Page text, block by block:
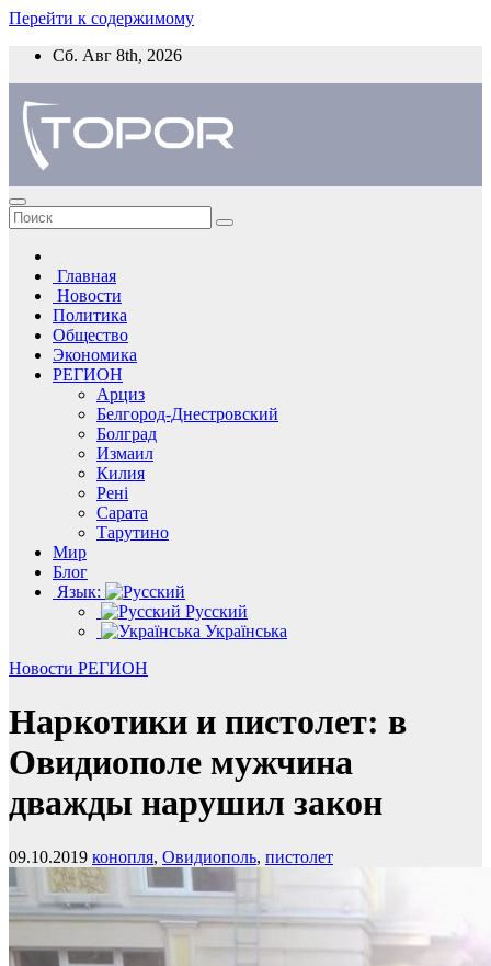
Перейти к содержимому
Сб. Авг 8th, 2026
Главная
Новости
Политика
Общество
Экономика
РЕГИОН
Арциз
Белгород-Днестровский
Болград
Измаил
Килия
Рені
Сарата
Тарутино
Мир
Блог
Язык:
Русский
Українська
Новости РЕГИОН
Наркотики и пистолет: в
Овидиополе мужчина
дважды нарушил закон
09.10.2019 конопля, Овидиополь, пистолет